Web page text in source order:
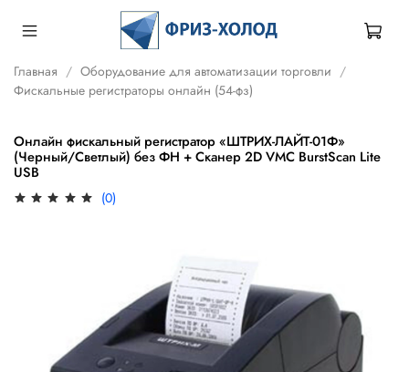
Главная
Оборудование для автоматизации торговли
Фискальные регистраторы онлайн (54-фз)
Онлайн фискальный регистратор «ШТРИХ-ЛАЙТ-01Ф»
(Черный/Светлый) без ФН + Сканер 2D VMC BurstScan Lite
USB
(0)